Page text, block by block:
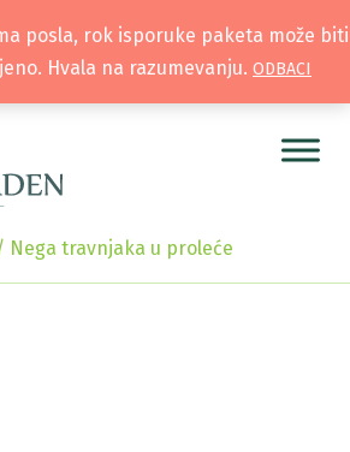
Nega travnjaka u proleće
posla, rok isporuke paketa može biti
Hvala na razumevanju. ODBACI